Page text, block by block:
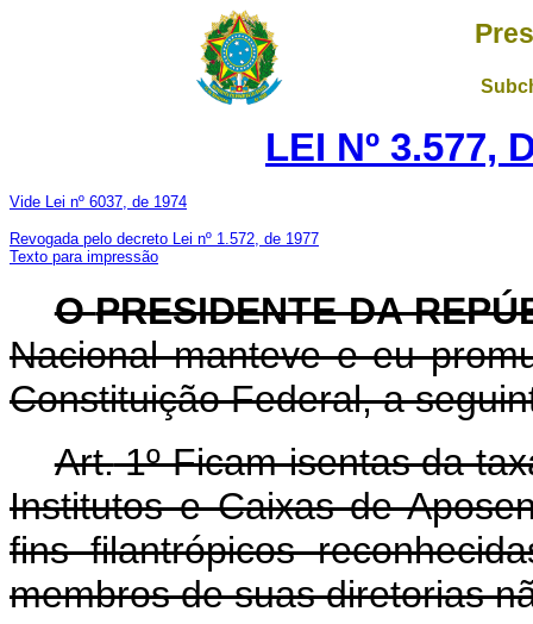
LEI Nº 3.577,
Vide Lei nº 6037, de 1974
Revogada pelo decreto Lei nº 1.572, de 1977
Texto para impressão
OPRESIDENTE DA
Nacional manteve e eu
Constituição Federal, a
Art.1º Ficam isentas da
Institutos e Caixas de
fins filantrópicos
membros de suas diretorias